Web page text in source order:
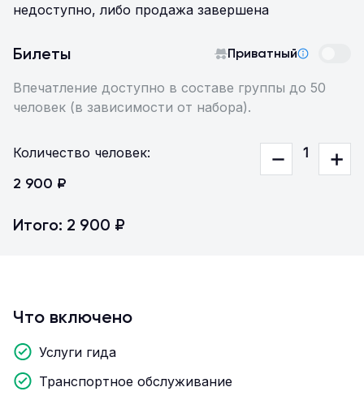
недоступно, либо продажа завершена
Билеты Приватный
Впечатление доступно в составе группы до 50
человек (в зависимости от набора).
Количество человек:
2 900 ₽
1
Итого: 2 900 ₽
Что включено
Услуги гида
Транспортное обслуживание